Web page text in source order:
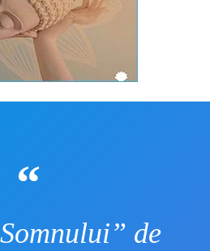
de